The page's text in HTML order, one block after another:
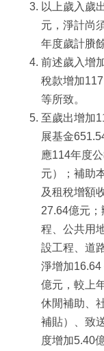
以上歲入歲
元，淨計尚
年度歲計賸
前述歲入增
稅款增加
等所致。
至歲出增加
展基金
應114年度
元）；補助
及租稅增額
27.64億元
程、公共用
設工程、道
淨增加
億元，較上
休閒補助、
補貼）、致
度增加5.40